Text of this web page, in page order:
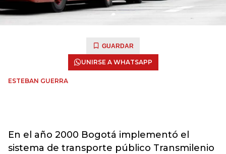
GUARDAR
UNIRSE A WHATSAPP
ESTEBAN GUERRA
En el año 2000 Bogotá implementó el
sistema de transporte público Transmilenio